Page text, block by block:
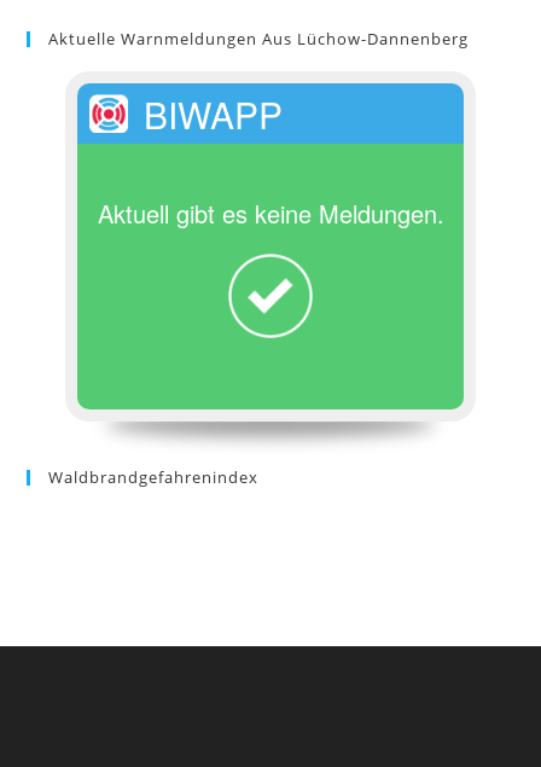
Aktuelle Warnmeldungen Aus Lüchow-Dannenberg
BIWAPP
Aktuell gibt es keine Meldungen.
Waldbrandgefahrenindex